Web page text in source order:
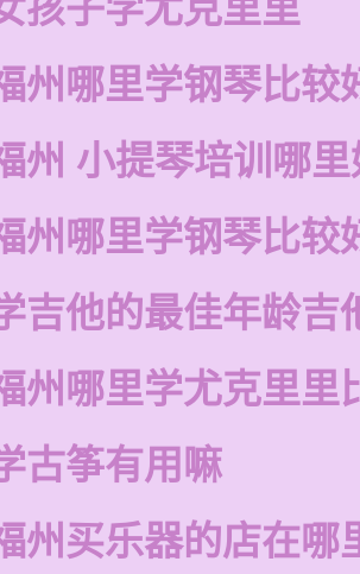
孩子学尤克里里
州哪里学钢琴比较
州 小提琴培训哪里
州哪里学钢琴比较
吉他的最佳年龄吉
州哪里学尤克里里
古筝有用嘛
州买乐器的店在哪